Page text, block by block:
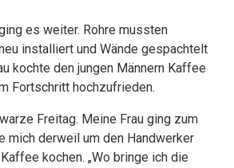
es weiter. Rohre mussten
installiert und Wände gespachtelt
kochte den jungen Männern Kaffee
Fortschritt hochzufrieden.
Freitag. Meine Frau ging zum
mich derweil um den Handwerker
kochen. „Wo bringe ich die